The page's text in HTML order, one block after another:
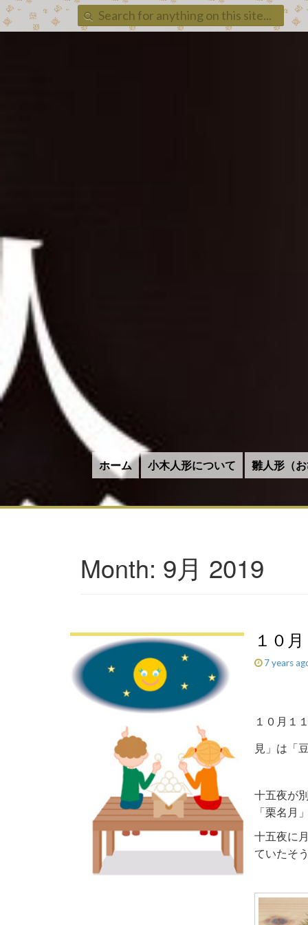
Search
for:
ホーム 小木人形について 雛人形（
Month: 9月 2019
１０
7 years
１０月１
見」は「
十五夜が
「栗名月
十五夜に
ていたそ